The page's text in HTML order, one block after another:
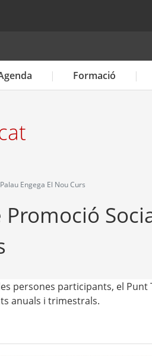
Formació
Engega El Nou Curs
persones participants, el Punt
anuals i trimestrals.